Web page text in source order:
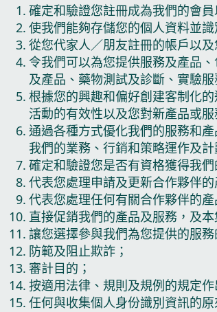
確定和驗證您註冊成為我們的會
使我們能夠存儲您的個人資料並
從您代家人／朋友註冊的帳戶以
令我們可以為您提供服務及產品
及產品、藥物測試及診斷、實驗服
根據您的興趣和偏好創建客制化
活動的有效性以及您對新產品或
通過各種方式優化我們的服務和
我們的業務、行銷和策略運作及計
確定和驗證您是否有資格獲得我
代表您處理申請及更新合作夥伴的
代表您處理任何有關合作夥伴的
直接促銷我們的產品及服務，及
讓您選擇參與我們為您提供的服
防範及阻止欺詐；
審計目的；
按適用法律、規則及規例的規定
任何與收集個人身份識別資訊的